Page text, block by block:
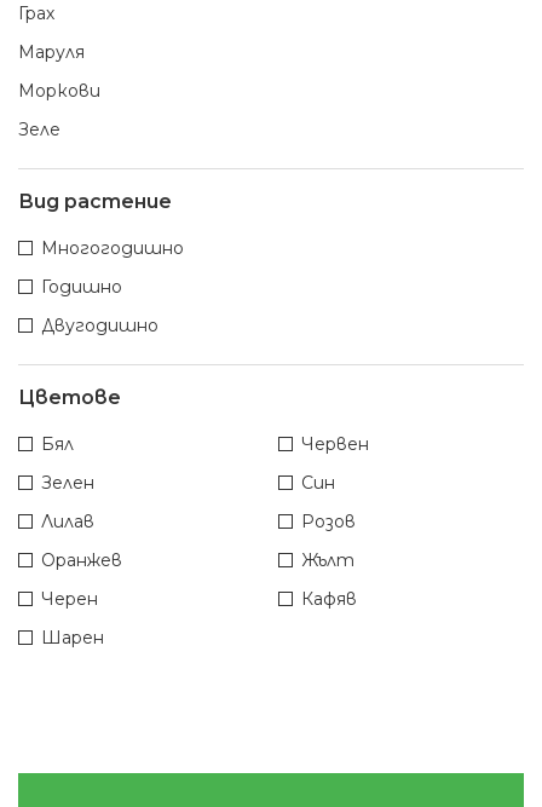
Грах
Маруля
Моркови
Зеле
Вид растение
Многогодишно
Годишно
Двугодишно
Цветове
Бял
Червен
Зелен
Син
Лилав
Розов
Оранжев
Жълт
Черен
Кафяв
Шарен